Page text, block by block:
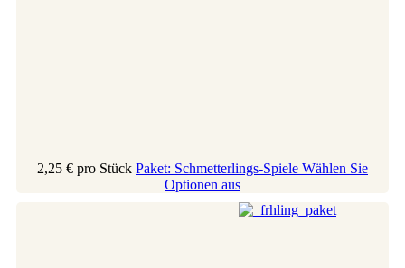
2,25 € pro Stück Paket: Schmetterlings-Spiele Wählen Sie
Optionen aus